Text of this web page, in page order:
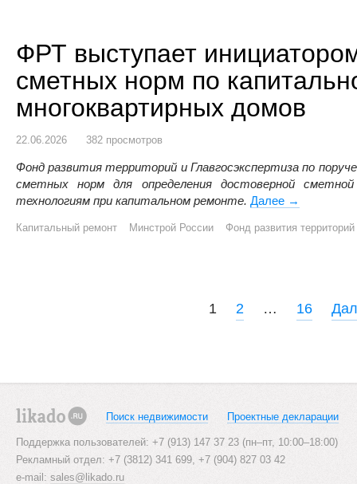
ФРТ выступает
сметных норм по
многоквартирных домов
22.06.2026 382 просмотров
Фонд развития территорий и Главгосэкспертиза по
сметных норм для определения достоверной
технологиям при капитальном ремонте. Далее ФРТ
→
Капитальный ремонт Минстрой России Фонд развития территорий
t
s
n
a
1 2 … 16
Поиск недвижимости Проектные декларации
Поддержка пользователей: +7 (913) 147 37 23 (пн–пт, 10:00–18:00)
Рекламный отдел: +7 (3812) 341 699, +7 (904) 827 03 42
e-mail: sales@likado.ru